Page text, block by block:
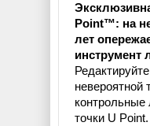
Point™: на
лет
инструмент
невероятной
контрольные
точки U